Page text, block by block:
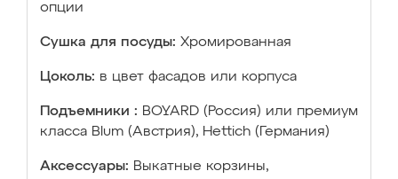
опции
Сушка для посуды: Хромированная
Цоколь: в цвет фасадов или корпуса
Подъемники : BOYARD (Россия) или премиум
класса Blum (Австрия), Hettich (Германия)
Аксессуары: Выкатные корзины,